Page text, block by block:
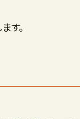
す。